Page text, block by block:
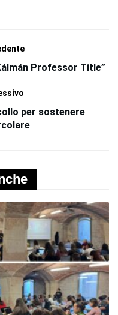
Professor Title”
per sostenere